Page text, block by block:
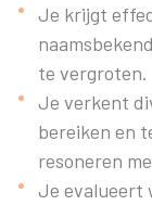
Je krijgt
te vergroten.
Je verkent
bereiken en
resoneren
Je evalueert